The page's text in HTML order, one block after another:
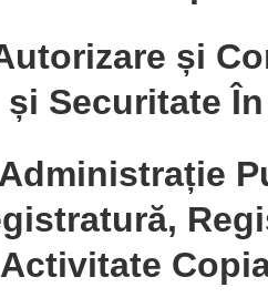
și
și Securitate